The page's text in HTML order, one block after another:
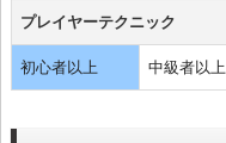
プレイヤーテクニック
初心者以上 中級者以上